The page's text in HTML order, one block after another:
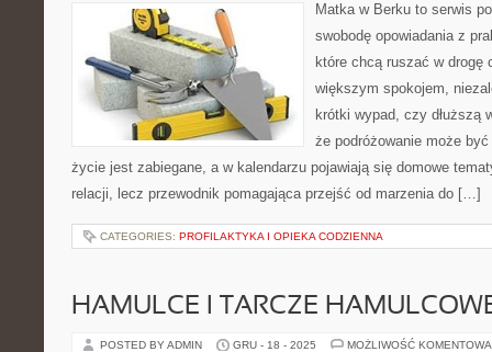
Matka w Berku to serwis
swobodę opowiadania z
które chcą ruszać w drogę
większym spokojem,
krótki wypad, czy dłuższą
że podróżowanie może
życie jest zabiegane, a w kalendarzu pojawiają się domowe
relacji, lecz przewodnik pomagająca przejść od marzenia do […]
CATEGORIES: PROFILAKTYKA I OPIEKA CODZIENNA
HAMULCE I TARCZE
POSTED BY ADMIN GRU - 18 - 2025 MOŻLIWOŚĆ